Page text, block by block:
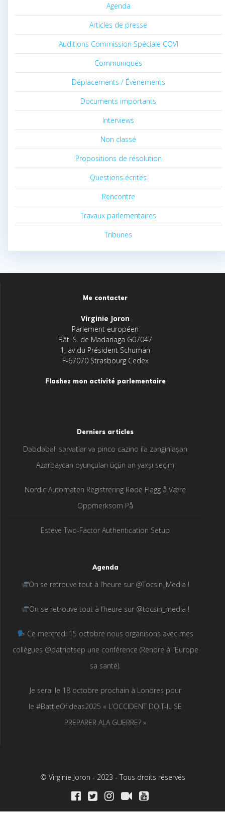
Agenda
Articles de presse
Auditions Commission Spéciale COVI
Communiqués
Déplacements / Évènements
Documents importants
Interviews
Non classé
Propositions de résolution
Questions écrites
Rencontre
Travaux parlementaires
Tribunes
Me contacter
Virginie Joron
Parlement européen
Bât. S. de Madariaga G07047
1, av du Président Schuman
F-67070 Strasbourg Cedex
Flashez mon activité parlementaire
Derniers articles
Dəbdəbəli sərvətlər və pinco cazino ilə zənginləşən
Azərbaycan oyunçuları üçün ən yaxşı seçim
Nordic Automaten Registrering Røde Flagg å Være
Oppmerksom På
Esteve Two-Factor Authentication Setup
Agenda
On se retrouve tout à l’heure sur @Tocsin_Media !
On se retrouve tout à l’heure sur @tocsin_media !
Ce mercredi 15 octobre nous organisons avec mes
collègues @patriotsep une conférence (Rendre à l’Europe
sa santé).
Je serai le 18 octobre prochain à Londres pour
le #BattleOfIdeas2025 « L’OCCIDENT DOIT-IL SE
PREPARER ALA GUERRE? »
© Virginie Joron - 2023 - Tous droits réservés